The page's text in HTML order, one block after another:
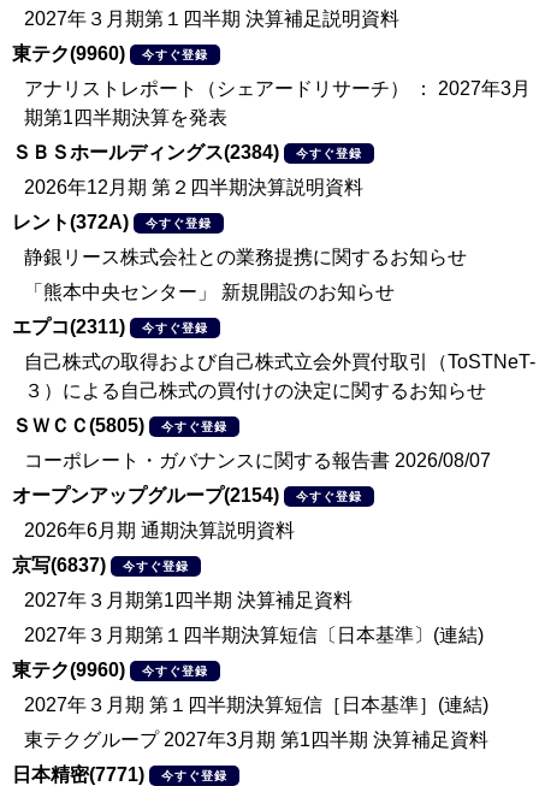
2027年３月期第１四半期 決算補足説明資料
東テク(9960)
今すぐ登録
アナリストレポート（シェアードリサーチ） ： 2027年3月
期第1四半期決算を発表
ＳＢＳホールディングス(2384)
今すぐ登録
2026年12月期 第２四半期決算説明資料
レント(372A)
今すぐ登録
静銀リース株式会社との業務提携に関するお知らせ
「熊本中央センター」 新規開設のお知らせ
エプコ(2311)
今すぐ登録
自己株式の取得および自己株式立会外買付取引（ToSTNeT-
３）による自己株式の買付けの決定に関するお知らせ
ＳＷＣＣ(5805)
今すぐ登録
コーポレート・ガバナンスに関する報告書 2026/08/07
オープンアップグループ(2154)
今すぐ登録
2026年6月期 通期決算説明資料
京写(6837)
今すぐ登録
2027年３月期第1四半期 決算補足資料
2027年３月期第１四半期決算短信〔日本基準〕(連結)
東テク(9960)
今すぐ登録
2027年３月期 第１四半期決算短信［日本基準］(連結)
東テクグループ 2027年3月期 第1四半期 決算補足資料
日本精密(7771)
今すぐ登録